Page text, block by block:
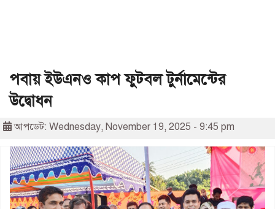
পবায় ইউএনও কাপ ফুটবল টুর্নামেন্টের
উদ্বোধন
আপডেট: Wednesday, November 19, 2025 - 9:45 pm